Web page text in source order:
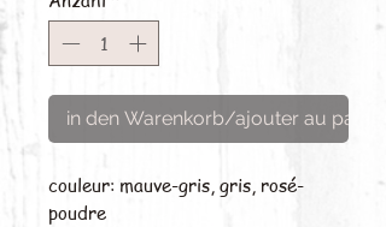
in den Warenkorb/ajouter au panier
couleur: mauve-gris, gris, rosé-
poudre